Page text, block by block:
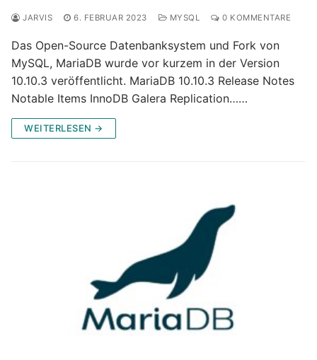
JARVIS 6. FEBRUAR 2023 MYSQL 0 KOMMENTARE
Das Open-Source Datenbanksystem und Fork von
MySQL, MariaDB wurde vor kurzem in der Version
10.10.3 veröffentlicht. MariaDB 10.10.3 Release Notes
Notable Items InnoDB Galera Replication……
WEITERLESEN →